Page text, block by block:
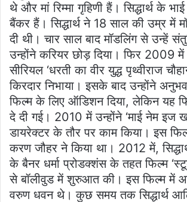
थे और मां रिम्मा गृहिणी हैं। सिद्धार्थ के भाई
बैंकर हैं। सिद्धार्थ ने 18 साल की उम्र में
दी थी। चार साल बाद मॉडलिंग से उन्हें
उन्होंने करियर छोड़ दिया। फिर 2009 में
सीरियल ‘धरती का वीर युद्ध पृथ्वीराज
किरदार निभाया। इसके बाद उन्होंने
फिल्म के लिए ऑडिशन दिया, लेकिन यह
दे दी गई। 2010 में उन्होंने ‘माई नेम इज
डायरेक्टर के तौर पर काम किया। इस
करण जौहर ने किया था। 2012 में,
के बैनर धर्मा प्रोडक्शंस के तहत फिल्म
से बॉलीवुड में शुरुआत की। इस फिल्म में
वरुण धवन थे। कुछ समय तक सिद्धार्थ